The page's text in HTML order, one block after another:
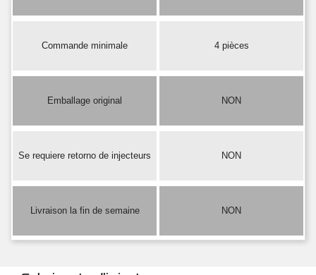
Commande minimale 4 pièces
Emballage original NON
Se requiere retorno de injecteurs NON
Livraison la fin de semaine NON